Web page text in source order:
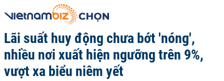
Lãi suất huy động chưa bớt 'nóng',
nhiều nơi xuất hiện ngưỡng trên 9%,
vượt xa biểu niêm yết